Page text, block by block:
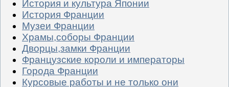
История и культура Японии
История Франции
Музеи Франции
Храмы,соборы Франции
Дворцы,замки Франции
Французские короли и императоры
Города Франции
Курсовые работы и не только они